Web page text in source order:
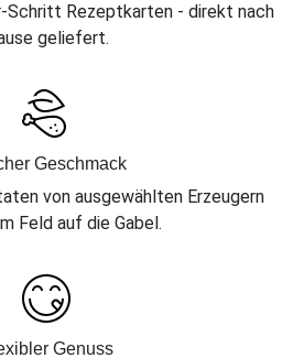
Rezeptkarten - direkt nach
geliefert.
Geschmack
von ausgewählten Erzeugern
Feld auf die Gabel.
Genuss